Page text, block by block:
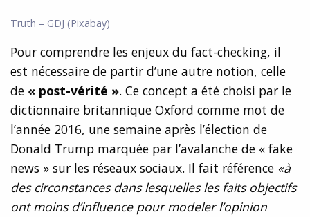
Truth – GDJ (Pixabay)
Pour comprendre les enjeux du fact-checking, il
est nécessaire de partir d’une autre notion, celle
de « post-vérité ». Ce concept a été choisi par le
dictionnaire britannique Oxford comme mot de
l’année 2016, une semaine après l’élection de
Donald Trump marquée par l’avalanche de « fake
news » sur les réseaux sociaux. Il fait référence «à
des circonstances dans lesquelles les faits objectifs
ont moins d’influence pour modeler l’opinion